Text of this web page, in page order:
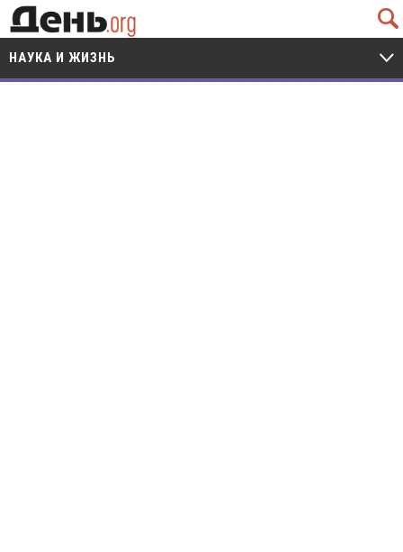
Q
V
НАУКА И ЖИЗНЬ